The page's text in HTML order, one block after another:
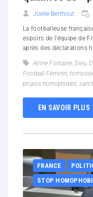
Joelle Berthout
La footballeuse
espoirs de l'équipe de
après des déclarations
Aïrine Fontaine, Dieu,
Football Féminin,
propos homophobes,
EN SAVOIR PLUS
FRANCE
STOP